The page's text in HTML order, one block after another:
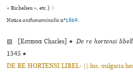
« Richelieu », etc.) ♢
Noticeanthonominalien°1869.
▨ [Estienne Charles] ● De re hortensi
1545 ●
DE RE HORTENSI LIBEL- || lus, uulgaria